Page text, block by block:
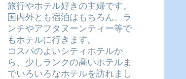
旅行やホテル好きの主婦です。
国内外とも宿泊はもちろん、ラ
ンチやアフタヌーンティー等で
もホテルに行きます。
コスパのよいシティホテルか
ら、少しランクの高いホテルま
でいろいろなホテルを訪れまし